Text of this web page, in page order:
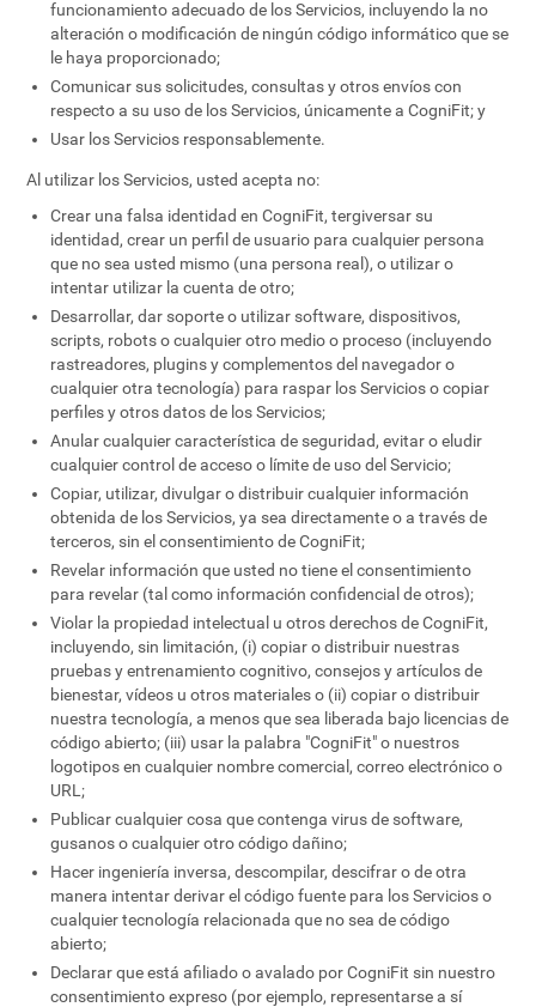
funcionamiento adecuado de los Servicios, incluyendo la no
alteración o modificación de ningún código informático que se
le haya proporcionado;
Comunicar sus solicitudes, consultas y otros envíos con
respecto a su uso de los Servicios, únicamente a CogniFit; y
Usar los Servicios responsablemente.
Al utilizar los Servicios, usted acepta no:
Crear una falsa identidad en CogniFit, tergiversar su
identidad, crear un perfil de usuario para cualquier persona
que no sea usted mismo (una persona real), o utilizar o
intentar utilizar la cuenta de otro;
Desarrollar, dar soporte o utilizar software, dispositivos,
scripts, robots o cualquier otro medio o proceso (incluyendo
rastreadores, plugins y complementos del navegador o
cualquier otra tecnología) para raspar los Servicios o copiar
perfiles y otros datos de los Servicios;
Anular cualquier característica de seguridad, evitar o eludir
cualquier control de acceso o límite de uso del Servicio;
Copiar, utilizar, divulgar o distribuir cualquier información
obtenida de los Servicios, ya sea directamente o a través de
terceros, sin el consentimiento de CogniFit;
Revelar información que usted no tiene el consentimiento
para revelar (tal como información confidencial de otros);
Violar la propiedad intelectual u otros derechos de CogniFit,
incluyendo, sin limitación, (i) copiar o distribuir nuestras
pruebas y entrenamiento cognitivo, consejos y artículos de
bienestar, vídeos u otros materiales o (ii) copiar o distribuir
nuestra tecnología, a menos que sea liberada bajo licencias de
código abierto; (iii) usar la palabra "CogniFit" o nuestros
logotipos en cualquier nombre comercial, correo electrónico o
URL;
Publicar cualquier cosa que contenga virus de software,
gusanos o cualquier otro código dañino;
Hacer ingeniería inversa, descompilar, descifrar o de otra
manera intentar derivar el código fuente para los Servicios o
cualquier tecnología relacionada que no sea de código
abierto;
Declarar que está afiliado o avalado por CogniFit sin nuestro
consentimiento expreso (por ejemplo, representarse a sí